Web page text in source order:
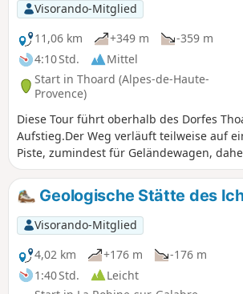
Visorando-Mitglied
11,06 km
+349 m
-359 m
4:10 Std.
Mittel
Start in Thoard (Alpes-de-Haute-
Provence)
Diese Tour führt oberhalb des Dorfes
Aufstieg.Der Weg verläuft teilweise auf
Piste, zumindest für Geländewagen,
Geologische Stätte des
Visorando-Mitglied
4,02 km
+176 m
-176 m
1:40 Std.
Leicht